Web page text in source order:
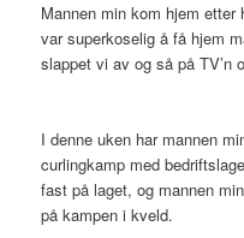
Mannen min kom hjem etter
var superkoselig å få hjem
slappet vi av og så på TV’n
I denne uken har mannen
curlingkamp med
fast på laget, og mannen
på kampen i kveld.